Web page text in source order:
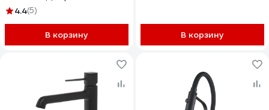
4.4(5)
В корзину В корзину